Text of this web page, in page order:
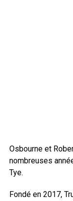
Osbourne et
nombreuses
Tye.
Fondé en 2017,